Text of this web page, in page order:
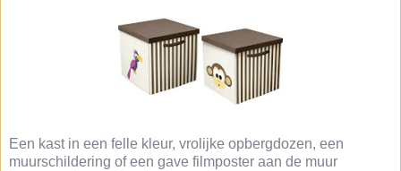
Een kast in een felle kleur, vrolijke opbergdozen, een
muurschildering of een gave filmposter aan de muur